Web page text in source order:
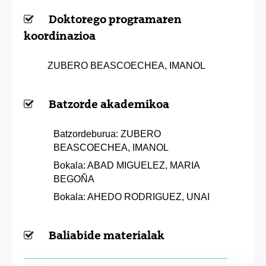
Doktorego programaren
koordinazioa
ZUBERO BEASCOECHEA, IMANOL
Batzorde akademikoa
Batzordeburua: ZUBERO
BEASCOECHEA, IMANOL
Bokala: ABAD MIGUELEZ, MARIA
BEGOÑA
Bokala: AHEDO RODRIGUEZ, UNAI
Baliabide materialak